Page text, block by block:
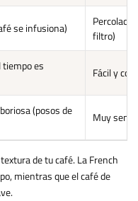
se infusiona)
filtro)
tiempo es
Fácil y
(posos de
Muy
de tu café. La French
mientras que el café de